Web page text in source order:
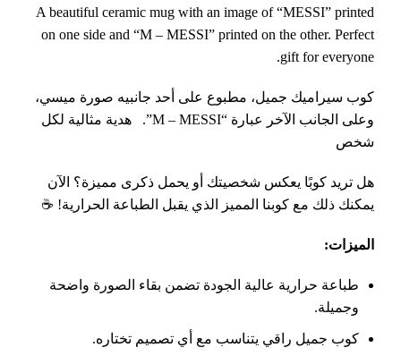
A beautiful ceramic mug with an image of “MESSI” printed
on one side and “M – MESSI” printed on the other. Perfect
gift for everyone.
كوب سيراميك جميل، مطبوع على أحد جانبيه صورة ميسي،
وعلى الجانب الآخر عبارة “M – MESSI”. هدية مثالية لكل
شخص
هل تريد كوبًا يعكس شخصيتك أو يحمل ذكرى مميزة؟ الآن
يمكنك ذلك مع كوبنا المميز الذي يقبل الطباعة الحرارية! ☕
الميزات:
طباعة حرارية عالية الجودة تضمن بقاء الصورة واضحة
وجميلة.
كوب جميل راقي يتناسب مع أي تصميم تختاره.